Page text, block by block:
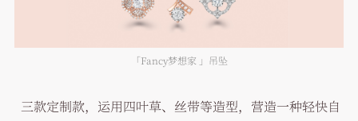
「Fancy梦想家 」吊坠
三款定制款，运用四叶草、丝带等造型，营造一种轻快自